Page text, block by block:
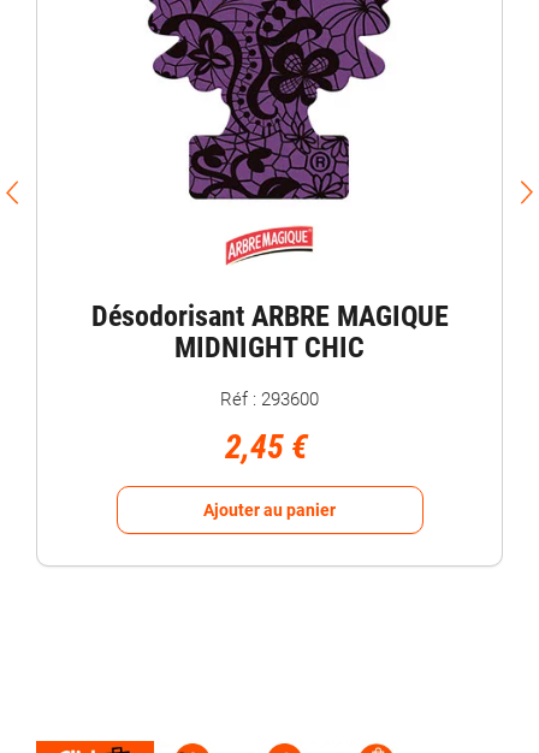
Désodorisant ARBRE MAGIQUE
MIDNIGHT CHIC
Réf : 293600
2,45 €
Ajouter au panier